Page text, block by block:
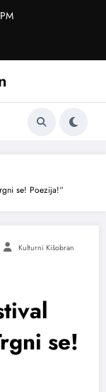
se! Poezija!“
Kulturni Kišobran
se!